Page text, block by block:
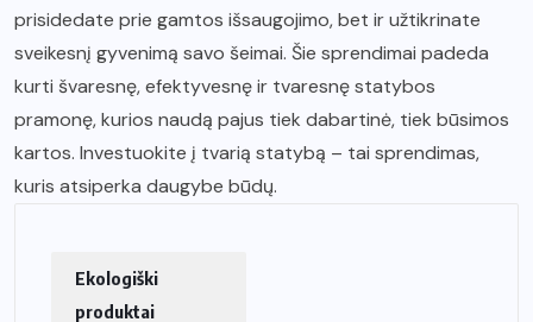
prisidedate prie gamtos išsaugojimo, bet ir užtikrinate
sveikesnį gyvenimą savo šeimai. Šie sprendimai padeda
kurti švaresnę, efektyvesnę ir tvaresnę statybos
pramonę, kurios naudą pajus tiek dabartinė, tiek būsimos
kartos. Investuokite į tvarią statybą – tai sprendimas,
kuris atsiperka daugybe būdų.
Ekologiški
produktai